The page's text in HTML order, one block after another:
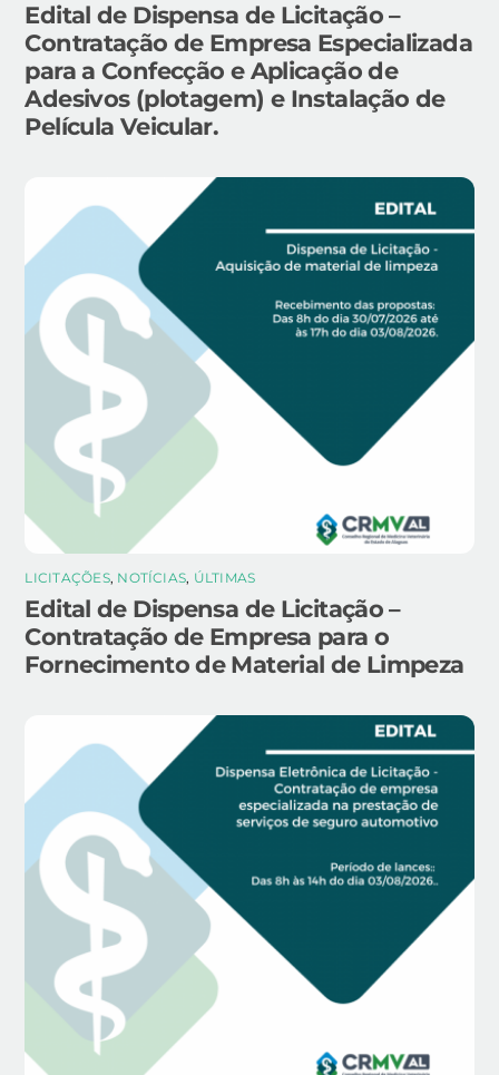
Edital de Dispensa de Licitação –
Contratação de Empresa Especializada
para a Confecção e Aplicação de
Adesivos (plotagem) e Instalação de
Película Veicular.
LICITAÇÕES, NOTÍCIAS, ÚLTIMAS
Edital de Dispensa de Licitação –
Contratação de Empresa para o
Fornecimento de Material de Limpeza